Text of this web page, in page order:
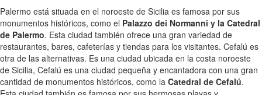
Palermo está situada en el noroeste de Sicilia es famosa por sus
monumentos históricos, como el Palazzo dei Normanni y la Catedral
de Palermo. Esta ciudad también ofrece una gran variedad de
restaurantes, bares, cafeterías y tiendas para los visitantes. Cefalú es
otra de las alternativas. Es una ciudad ubicada en la costa noroeste
de Sicilia, Cefalú es una ciudad pequeña y encantadora con una gran
cantidad de monumentos históricos, como la Catedral de Cefalú.